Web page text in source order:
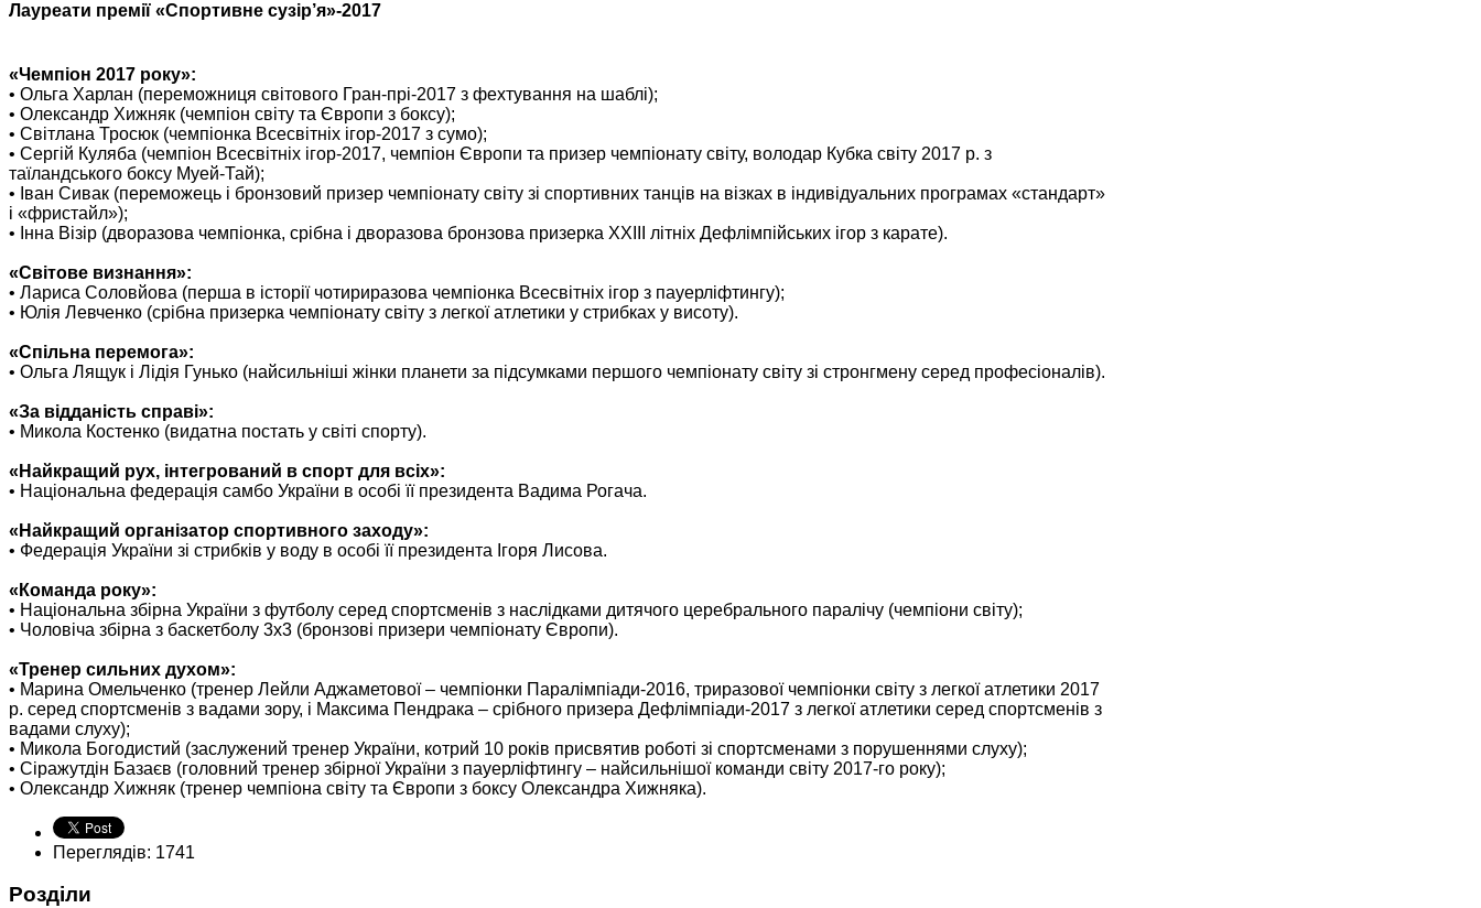
Лауреати премії «Спортивне сузір’я»-2017
«Чемпіон 2017 року»:
• Ольга Харлан (переможниця світового Гран-прі-2017 з фехтування на шаблі);
• Олександр Хижняк (чемпіон світу та Європи з боксу);
• Світлана Тросюк (чемпіонка Всесвітніх ігор-2017 з сумо);
• Сергій Куляба (чемпіон Всесвітніх ігор-2017, чемпіон Європи та призер чемпіонату світу, володар Кубка світу 2017 р. з
таїландського боксу Муей-Тай);
• Іван Сивак (переможець і бронзовий призер чемпіонату світу зі спортивних танців на візках в індивідуальних програмах «стандарт»
і «фристайл»);
• Інна Візір (дворазова чемпіонка, срібна і дворазова бронзова призерка ХХІІІ літніх Дефлімпійських ігор з карате).
«Світове визнання»:
• Лариса Соловйова (перша в історії чотириразова чемпіонка Всесвітніх ігор з пауерліфтингу);
• Юлія Левченко (срібна призерка чемпіонату світу з легкої атлетики у стрибках у висоту).
«Спільна перемога»:
• Ольга Лящук і Лідія Гунько (найсильніші жінки планети за підсумками першого чемпіонату світу зі стронгмену серед професіоналів).
«За відданість справі»:
• Микола Костенко (видатна постать у світі спорту).
«Найкращий рух, інтегрований в спорт для всіх»:
• Національна федерація самбо України в особі її президента Вадима Рогача.
«Найкращий організатор спортивного заходу»:
• Федерація України зі стрибків у воду в особі її президента Ігоря Лисова.
«Команда року»:
• Національна збірна України з футболу серед спортсменів з наслідками дитячого церебрального паралічу (чемпіони світу);
• Чоловіча збірна з баскетболу 3х3 (бронзові призери чемпіонату Європи).
«Тренер сильних духом»:
• Марина Омельченко (тренер Лейли Аджаметової – чемпіонки Паралімпіади-2016, триразової чемпіонки світу з легкої атлетики 2017
р. серед спортсменів з вадами зору, і Максима Пендрака – срібного призера Дефлімпіади-2017 з легкої атлетики серед спортсменів з
вадами слуху);
• Микола Богодистий (заслужений тренер України, котрий 10 років присвятив роботі зі спортсменами з порушеннями слуху);
• Сіражутдін Базаєв (головний тренер збірної України з пауерліфтингу – найсильнішої команди світу 2017-го року);
• Олександр Хижняк (тренер чемпіона світу та Європи з боксу Олександра Хижняка).
Переглядів: 1741
Розділи